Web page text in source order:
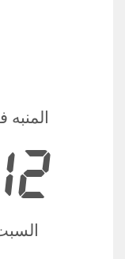
المنبه في
السبت – 8